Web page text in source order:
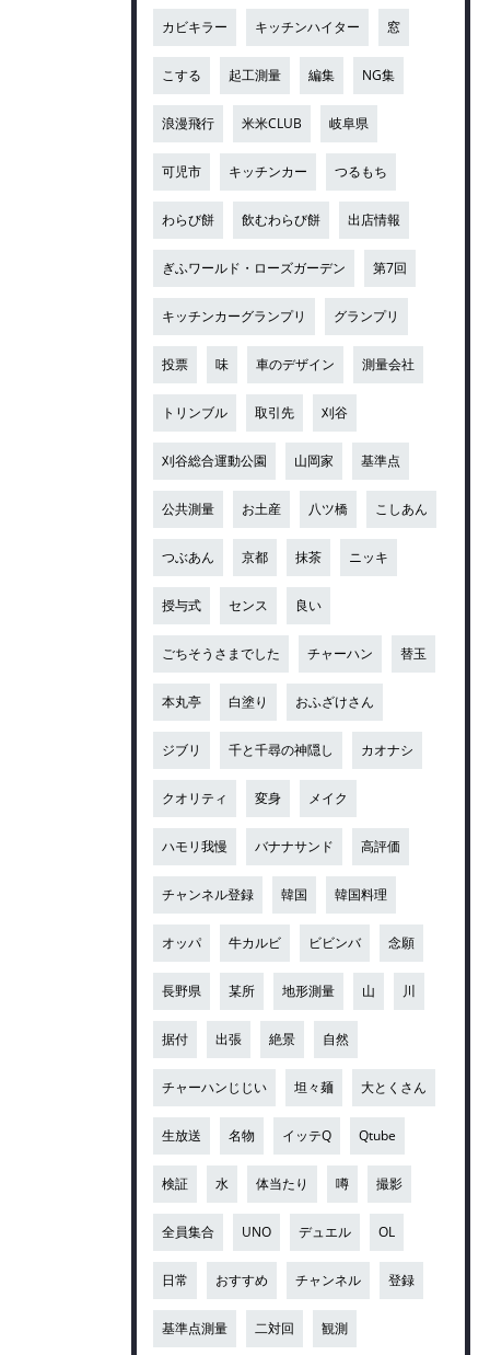
カビキラー キッチンハイター 窓
こする 起工測量 編集 NG集
浪漫飛行 米米CLUB 岐阜県
可児市 キッチンカー つるもち
わらび餅 飲むわらび餅 出店情報
ぎふワールド・ローズガーデン 第7回
キッチンカーグランプリ グランプリ
投票 味 車のデザイン 測量会社
トリンブル 取引先 刈谷
刈谷総合運動公園 山岡家 基準点
公共測量 お土産 八ツ橋 こしあん
つぶあん 京都 抹茶 ニッキ
授与式 センス 良い
ごちそうさまでした チャーハン 替玉
本丸亭 白塗り おふざけさん
ジブリ 千と千尋の神隠し カオナシ
クオリティ 変身 メイク
ハモリ我慢 バナナサンド 高評価
チャンネル登録 韓国 韓国料理
オッパ 牛カルビ ビビンバ 念願
長野県 某所 地形測量 山 川
据付 出張 絶景 自然
チャーハンじじい 坦々麺 大とくさん
生放送 名物 イッテQ Qtube
検証 水 体当たり 噂 撮影
全員集合 UNO デュエル OL
日常 おすすめ チャンネル 登録
基準点測量 二対回 観測